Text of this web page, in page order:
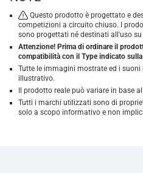
Questo prodotto è progettato e
competizioni a circuito chiuso. I
sono progettati né destinati all'uso
Attenzione! Prima di ordinare il
compatibilità con il Type indicato
Tutte le immagini mostrate ed i
illustrativo.
Il prodotto reale può variare in base
Tutti i marchi utilizzati sono di
solo a scopo informativo e non